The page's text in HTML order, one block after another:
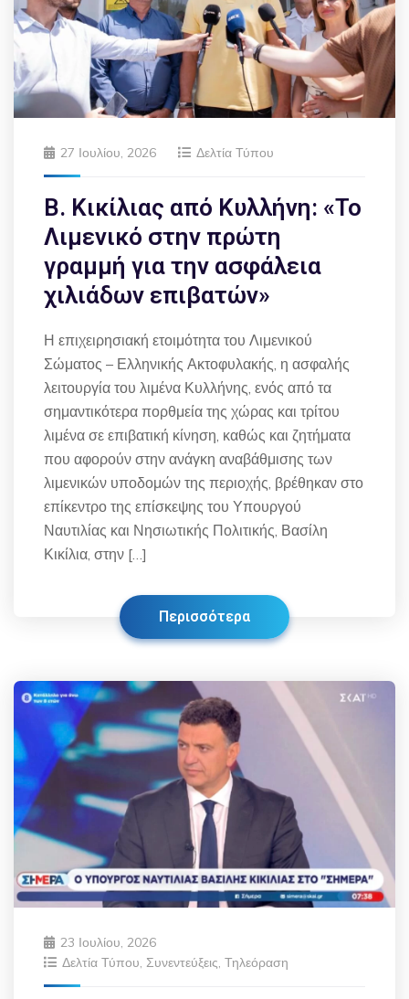
27 Ιουλίου, 2026 Δελτία Τύπου
Β. Κικίλιας από Κυλλήνη: «Το
Λιμενικό στην πρώτη
γραμμή για την ασφάλεια
χιλιάδων επιβατών»
Η επιχειρησιακή ετοιμότητα του Λιμενικού
Σώματος – Ελληνικής Ακτοφυλακής, η ασφαλής
λειτουργία του λιμένα Κυλλήνης, ενός από τα
σημαντικότερα πορθμεία της χώρας και τρίτου
λιμένα σε επιβατική κίνηση, καθώς και ζητήματα
που αφορούν στην ανάγκη αναβάθμισης των
λιμενικών υποδομών της περιοχής, βρέθηκαν στο
επίκεντρο της επίσκεψης του Υπουργού
Ναυτιλίας και Νησιωτικής Πολιτικής, Βασίλη
Κικίλια, στην […]
Περισσότερα
23 Ιουλίου, 2026
Δελτία Τύπου Συνεντεύξεις Τηλεόραση